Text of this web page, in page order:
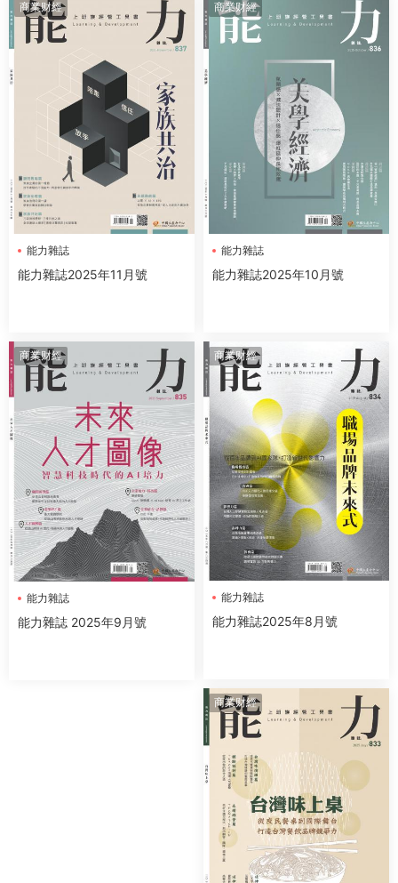
商業财經
能力雜誌
能力雜誌2025年11月號
商業财經
能力雜誌
能力雜誌2025年10月號
商業财經
能力雜誌
能力雜誌 2025年9月號
商業财經
能力雜誌
能力雜誌2025年8月號
商業财經